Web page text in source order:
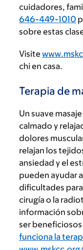
cuidadores,
646-449-1010
sobre estas
Visite
chi en casa.
Terapia de
Un suave
calmado y
dolores
relajan los
ansiedad y el
pueden ayudar
dificultades
cirugía o la
información
ser
funciona la